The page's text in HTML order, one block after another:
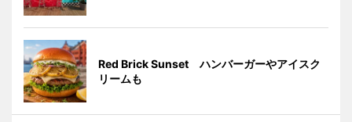
Red Brick Sunset ハンバーガーやアイスク
リームも